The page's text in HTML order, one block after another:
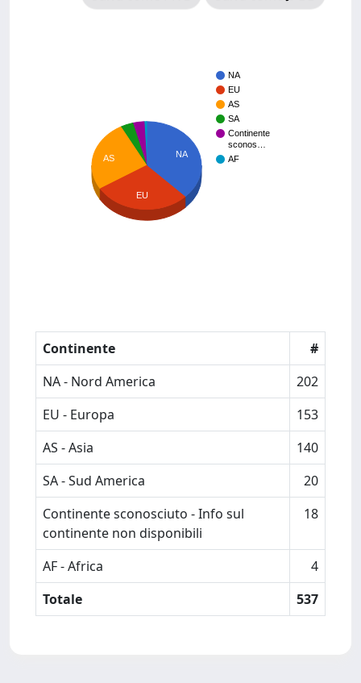
NA
EU
AS
SA
Continente
sconos…
AF
NA
AS
EU
Continente
#
NA - Nord America
202
EU - Europa
153
AS - Asia
140
SA - Sud America
20
Continente sconosciuto - Info sul
continente non disponibili
18
AF - Africa
4
Totale
537